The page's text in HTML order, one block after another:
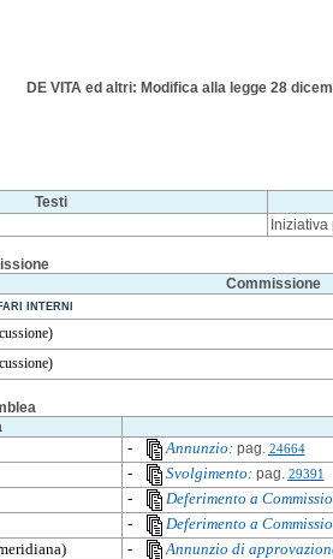
DE VITA ed altri: Modifica alla legge 28
Testi
Commissione
INTERNI
- Annunzio:pag. 24664
- Svolgimento:pag. 29391
- Deferimento a
- Deferimento a
- Annunzio di